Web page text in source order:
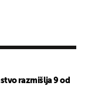
razmišlja 9 od